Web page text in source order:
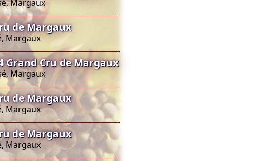
Margaux
de Margaux
Margaux
Grand Cru de Margaux
Margaux
de Margaux
Margaux
de Margaux
Margaux